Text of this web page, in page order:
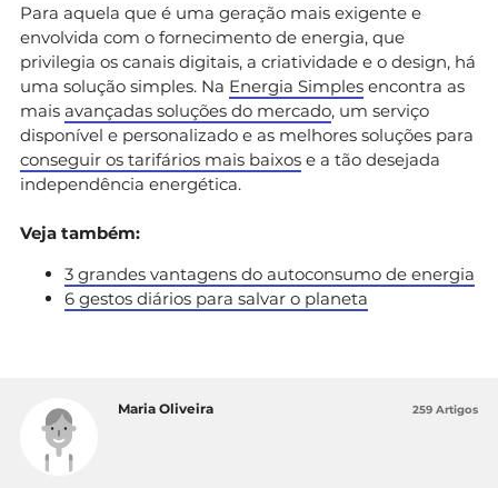
Para aquela que é uma geração mais exigente e
envolvida com o fornecimento de energia, que
privilegia os canais digitais, a criatividade e o design, há
uma solução simples. Na Energia Simples encontra as
mais avançadas soluções do mercado, um serviço
disponível e personalizado e as melhores soluções para
conseguir os tarifários mais baixos e a tão desejada
independência energética.
Veja também:
3 grandes vantagens do autoconsumo de energia
6 gestos diários para salvar o planeta
Maria Oliveira 259 Artigos